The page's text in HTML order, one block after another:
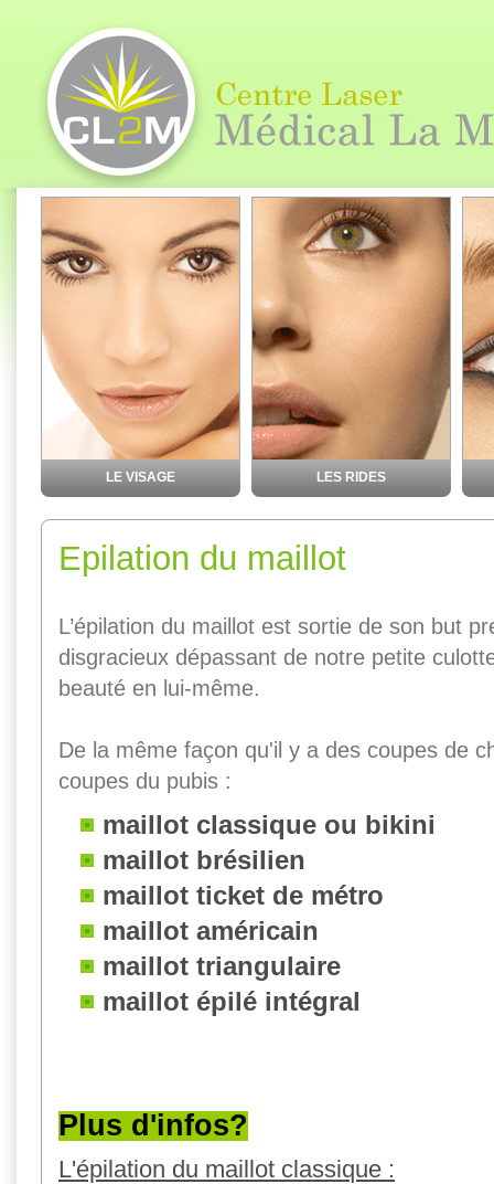
LE VISAGE LES RIDES
Epilation du maillot
L’épilation du maillot est sortie de son but
disgracieux dépassant de notre petite
beauté en lui-même.
De la même façon qu'il y a des coupes de
coupes du pubis :
maillot classique ou bikini
maillot brésilien
maillot ticket de métro
maillot américain
maillot triangulaire
maillot épilé intégral
Plus d'infos?
L'épilation du maillot classique :